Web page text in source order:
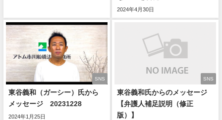
2024年4月30日
SNS
東谷義和（ガーシー）氏から
メッセージ 20231228
2024年1月25日
SNS
東谷義和氏からのメッセージ
【弁護人補足説明（修正
版）】